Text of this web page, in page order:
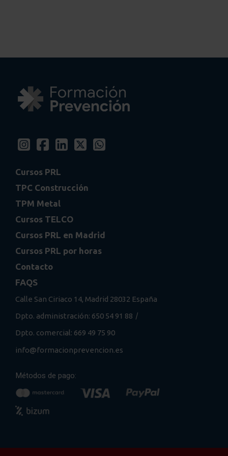
Cursos PRL
TPC Construcción
TPM Metal
Cursos TELCO
Cursos PRL en Madrid
Cursos PRL por horas
Contacto
FAQS
Calle San Ciriaco 14, Madrid 28032 España
Dpto. administración: 650 54 91 88 /
Dpto. comercial: 669 49 75 90
info@formacionprevencion.es
Métodos de pago: